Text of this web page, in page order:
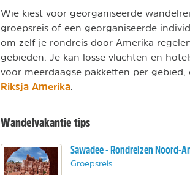
Wie kiest voor georganiseerde
groepsreis of een georganiseerde
om zelf je rondreis door Amerika
gebieden. Je kan losse vluchten en
voor meerdaagse pakketten per
Riksja Amerika.
Wandelvakantie tips
Sawadee - Rondreizen Noord-
Groepsreis